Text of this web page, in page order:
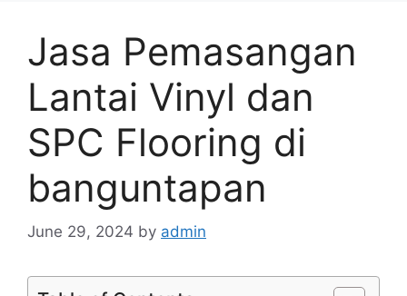
Jasa Pemasangan
Lantai Vinyl dan
SPC Flooring di
banguntapan
June 29, 2024 by admin